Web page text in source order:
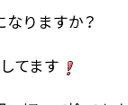
りますか？
てます